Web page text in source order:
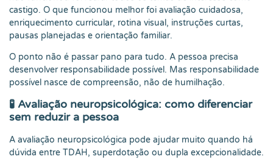
castigo. O que funcionou melhor foi avaliação cuidadosa,
enriquecimento curricular, rotina visual, instruções curtas,
pausas planejadas e orientação familiar.
O ponto não é passar pano para tudo. A pessoa precisa
desenvolver responsabilidade possível. Mas responsabilidade
possível nasce de compreensão, não de humilhação.
🧪 Avaliação neuropsicológica: como diferenciar
sem reduzir a pessoa
A avaliação neuropsicológica pode ajudar muito quando há
dúvida entre TDAH, superdotação ou dupla excepcionalidade.